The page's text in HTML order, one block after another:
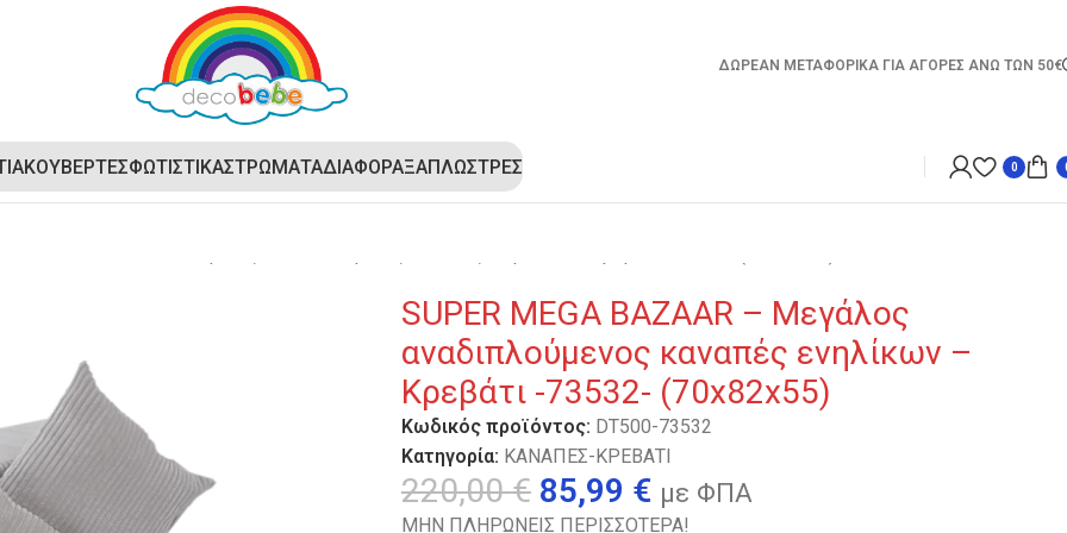
ΔΩΡΕΑΝ ΜΕΤΑΦΟΡΙΚΑ ΓΙΑ ΑΓΟΡΕΣ ΑΝΩ ΤΩΝ 50€
ΚΟΥΒΕΡΤΕΣΦΩΤΙΣΤΙΚΑΣΤΡΩΜΑΤΑΔΙΑΦΟΡΑΞΑΠΛΩΣΤΡΕΣ 0
SUPER MEGA BAZAAR – Μεγάλος
αναδιπλούμενος καναπές ενηλίκων –
Κρεβάτι -73532- (70x82x55)
Κωδικός προϊόντος: DT500-73532
Κατηγορία: ΚΑΝΑΠΕΣ-ΚΡΕΒΑΤΙ
220,00€ 85,99 € με ΦΠΑ
ΜΗΝ ΠΛΗΡΩΝΕΙΣ ΠΕΡΙΣΣΟΤΕΡΑ!